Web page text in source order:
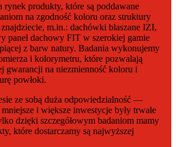
produkty, które są poddawane
na zgodność koloru oraz struktury
m.in.: dachówki blaszane IZI,
panel dachowy FIT w szerokiej gamie
z barw natury. Badania wykonujemy
i kolorymetru, które pozwalają
gwarancji na niezmienność koloru i
powłoki.
ze sobą duża odpowiedzialność —
i większe inwestycje były trwałe
dzięki szczegółowym badaniom mamy
które dostarczamy są najwyższej